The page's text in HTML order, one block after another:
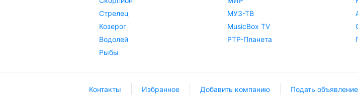
Стрелец
Козерог
Водолей
Рыбы
МУЗ-ТВ
MusicBox TV
РТР-Планета
Контакты Избранное Добавить компанию Подать объявление